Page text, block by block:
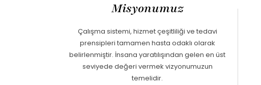
Misyonumuz
Çalışma sistemi, hizmet çeşitliliği ve tedavi
prensipleri tamamen hasta odaklı olarak
belirlenmiştir. İnsana yaratılışından gelen en üst
seviyede değeri vermek vizyonumuzun
temelidir.